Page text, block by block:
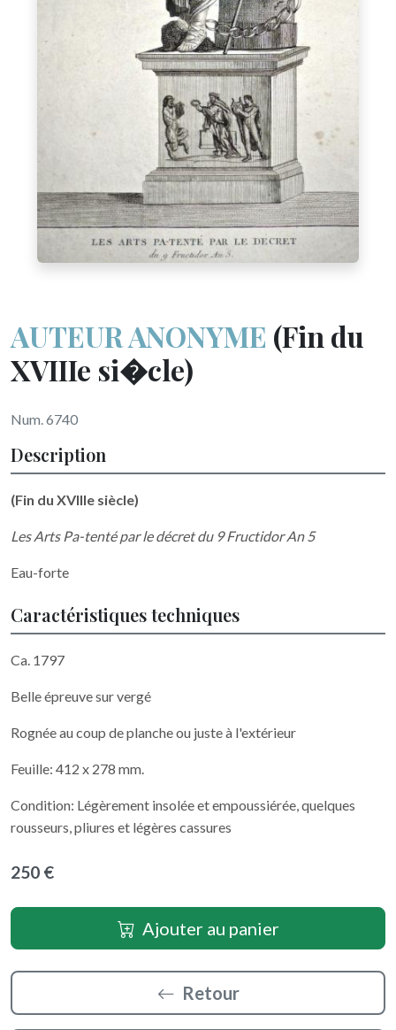
AUTEUR ANONYME (Fin du
XVIIIe si�cle)
Num. 6740
Description
(Fin du XVIIIe siècle)
Les Arts Pa-tenté par le décret du 9 Fructidor An 5
Eau-forte
Caractéristiques techniques
Ca. 1797
Belle épreuve sur vergé
Rognée au coup de planche ou juste à l'extérieur
Feuille: 412 x 278 mm.
Condition: Légèrement insolée et empoussiérée, quelques
rousseurs, pliures et légères cassures
250 €
Ajouter au panier
Retour